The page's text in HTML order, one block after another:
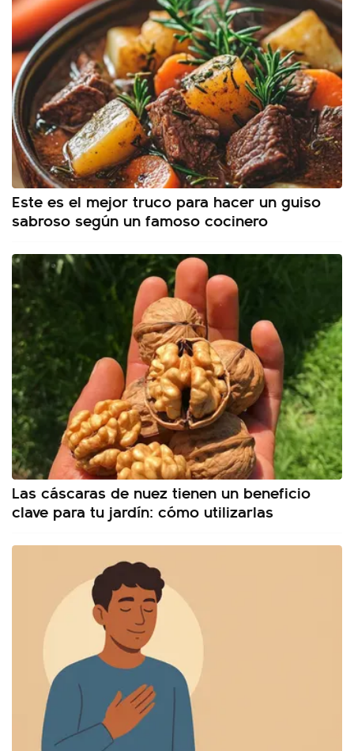
Este es el mejor truco para hacer un guiso
sabroso según un famoso cocinero
Las cáscaras de nuez tienen un beneficio
clave para tu jardín: cómo utilizarlas